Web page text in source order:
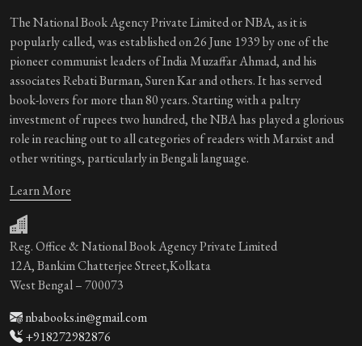
The National Book Agency Private Limited or NBA, as it is
popularly called, was established on 26 June 1939 by one of the
pioneer communist leaders of India Muzaffar Ahmad, and his
associates Rebati Burman, Suren Kar and others. It has served
book-lovers for more than 80 years. Starting with a paltry
investment of rupees two hundred, the NBA has played a glorious
role in reaching out to all categories of readers with Marxist and
other writings, particularly in Bengali language.
Learn More
Reg. Office & National Book Agency Private Limited
12A, Bankim Chatterjee Street,Kolkata
West Bengal – 700073
nbabooks.in@gmail.com
+918272982876